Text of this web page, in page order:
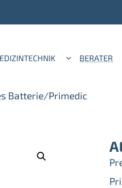
BERATER
Batterie/Primedic